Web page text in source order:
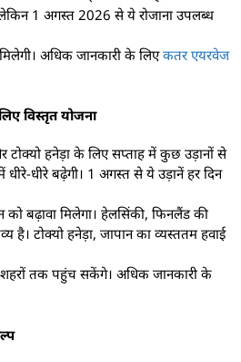
लेकिन 1 अगस्त 2026 से ये रोजाना उपलब्ध
अधिक जानकारी के लिएकतर एयरवेज
विस्तृत योजना
हनेड़ा के लिए सप्ताह में कुछ उड़ानों से
धीरे बढ़ेगी। 1 अगस्त से ये उड़ानें हर दिन
को बढ़ावा मिलेगा। हेलसिंकी, फिनलैंड की
है। टोक्यो हनेड़ा, जापान का व्यस्ततम हवाई
शहरों तक पहुंच सकेंगे। अधिक जानकारी के